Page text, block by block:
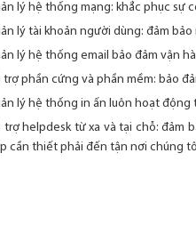
lý hệ thống mạng: khắc phục sự
lý tài khoản người dùng: đảm
lý hệ thống email bảo đảm vận
trợ phần cứng và phần mềm: bảo
lý hệ thống in ấn luôn hoạt
trợ helpdesk từ xa và tại chỗ: đảm
cần thiết phải đến tận nơi chúng